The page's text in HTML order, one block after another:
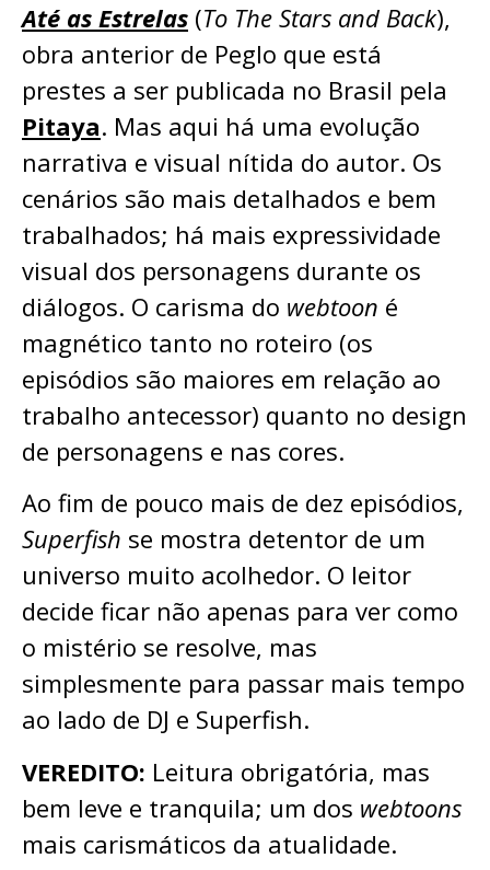
Até as Estrelas (To The Stars and Back),
obra anterior de Peglo que está
prestes a ser publicada no Brasil pela
Pitaya. Mas aqui há uma evolução
narrativa e visual nítida do autor. Os
cenários são mais detalhados e bem
trabalhados; há mais expressividade
visual dos personagens durante os
diálogos. O carisma do webtoon é
magnético tanto no roteiro (os
episódios são maiores em relação ao
trabalho antecessor) quanto no design
de personagens e nas cores.
Ao fim de pouco mais de dez episódios,
Superfish se mostra detentor de um
universo muito acolhedor. O leitor
decide ficar não apenas para ver como
o mistério se resolve, mas
simplesmente para passar mais tempo
ao lado de DJ e Superfish.
VEREDITO: Leitura obrigatória, mas
bem leve e tranquila; um dos webtoons
mais carismáticos da atualidade.